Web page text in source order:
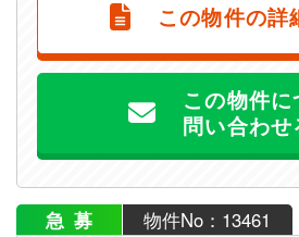
この物件の詳
この物件に
問い合わせ
急募 物件No：13461